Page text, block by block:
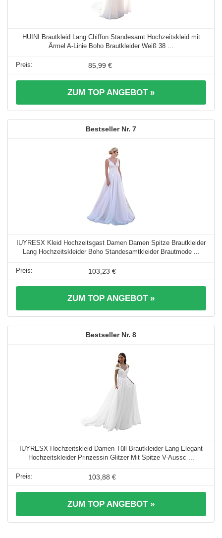
HUINI Brautkleid Lang Chiffon Standesamt Hochzeitskleid mit
Ärmel A-Linie Boho Brautkleider Weiß 38 ...
85,99 €
ZUM TOP ANGEBOT »
7
IUYRESX Kleid Hochzeitsgast Damen Damen Spitze Brautkleider
Lang Hochzeitskleider Boho Standesamtkleider Brautmode ...
103,23 €
ZUM TOP ANGEBOT »
8
IUYRESX Hochzeitskleid Damen Tüll Brautkleider Lang Elegant
Hochzeitskleider Prinzessin Glitzer Mit Spitze V-Aussc ...
103,88 €
ZUM TOP ANGEBOT »